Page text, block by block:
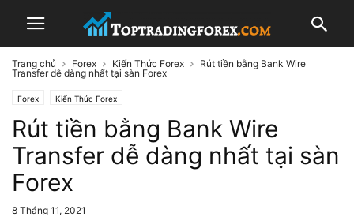
Trang chủ Forex Kiến Thức Forex
Rút tiền bằng Bank Wire
Transfer dễ dàng nhất tại sàn Forex
Forex Kiến Thức Forex
Rút tiền bằng Bank Wire
Transfer dễ dàng nhất tại sàn
Forex
8 Tháng 11, 2021